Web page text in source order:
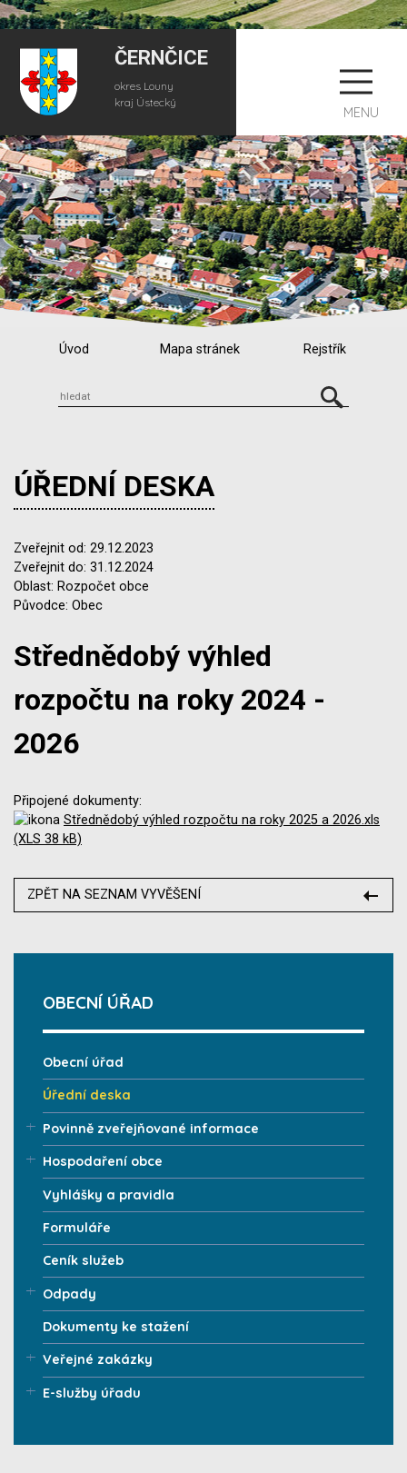
ČERNČICE
okres Louny
kraj Ústecký
MENU
Úvod Mapa stránek Rejstřík
ÚŘEDNÍ DESKA
Zveřejnit od: 29.12.2023
Zveřejnit do: 31.12.2024
Oblast: Rozpočet obce
Původce: Obec
Střednědobý výhled
rozpočtu na roky 2024 -
2026
Připojené dokumenty:
Střednědobý výhled rozpočtu na roky 2025 a 2026.xls
(XLS 38 kB)
ZPĚT NA SEZNAM VYVĚŠENÍ
OBECNÍ ÚŘAD
Obecní úřad
Úřední deska
Povinně zveřejňované informace
Hospodaření obce
Vyhlášky a pravidla
Formuláře
Ceník služeb
Odpady
Dokumenty ke stažení
Veřejné zakázky
E-služby úřadu